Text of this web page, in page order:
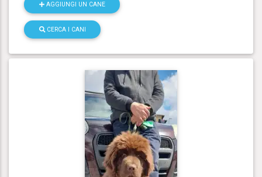
AGGIUNGI UN CANE
CERCA I CANI